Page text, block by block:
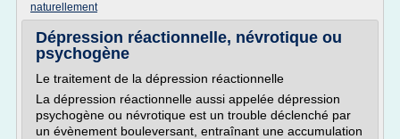
naturellement
Dépression réactionnelle, névrotique ou
psychogène
Le traitement de la dépression réactionnelle
La dépression réactionnelle aussi appelée dépression
psychogène ou névrotique est un trouble déclenché par
un évènement bouleversant, entraînant une accumulation